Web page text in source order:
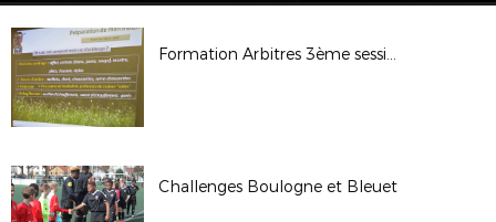
Formation Arbitres 3ème session
Challenges Boulogne et Bleuet